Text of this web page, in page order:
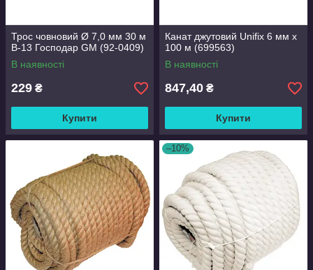
Трос човновий Ø 7,0 мм 30 м
В-13 Господар GM (92-0409)
В наявності
229 ₴
Купити
Канат джутовий Unifix 6 мм x
100 м (699563)
В наявності
847,40 ₴
Купити
–10%